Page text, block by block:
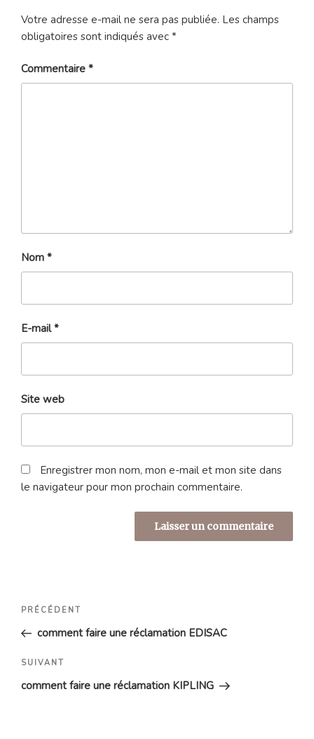
Votre adresse e-mail ne sera pas publiée. Les champs
obligatoires sont indiqués avec *
Commentaire *
Nom *
E-mail*
Site web
Enregistrer mon nom, mon e-mail et mon site dans
le navigateur pour mon prochain commentaire.
Navigation
l’article
Article
précédent
PRÉCÉDENT
comment faire une réclamation EDISAC
Article
suivant
SUIVANT
comment faire une réclamation KIPLING